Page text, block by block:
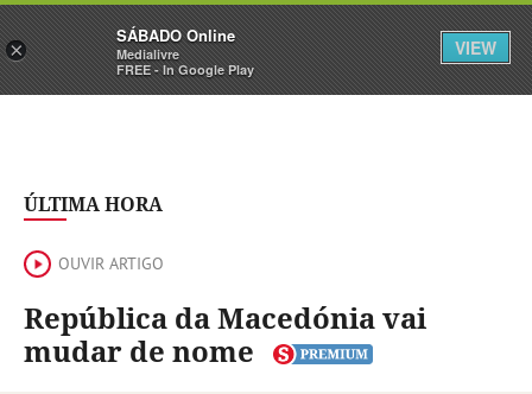
Sábado Assine Iniciar Sessão
ÚLTIMA HORA
OUVIR ARTIGO
República da Macedónia vai
mudar de nome
×
SÁBADO Online
Medialivre
FREE - In Google Play
VIEW